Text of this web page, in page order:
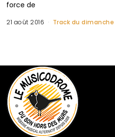
force de
21 août 2016 Track du dimanche